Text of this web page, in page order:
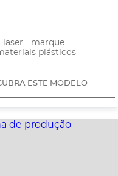
- marque
plásticos
ESTE MODELO